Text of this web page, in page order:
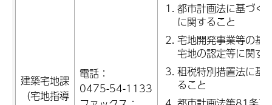
建築宅地課
（宅地指導
電話：
0475-54-1133
都市計画法に基づく
に関すること
宅地開発事業等の基
宅地の認定等に関す
租税特別措置法に基
ること